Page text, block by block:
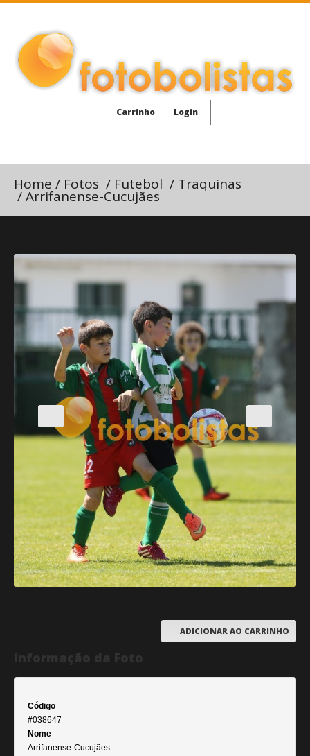
Carrinho Login
Home / Fotos / Futebol / Traquinas
/Arrifanense-Cucujães
ADICIONAR AO CARRINHO
Código
#038647
Nome
Arrifanense-Cucujães